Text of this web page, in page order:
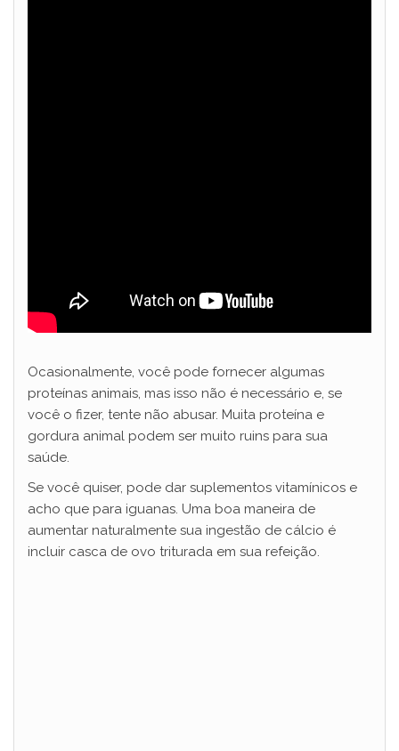
Ocasionalmente, você pode fornecer algumas
proteínas animais, mas isso não é necessário e, se
você o fizer, tente não abusar. Muita proteína e
gordura animal podem ser muito ruins para sua
saúde.
Se você quiser, pode dar suplementos vitamínicos e
acho que para iguanas. Uma boa maneira de
aumentar naturalmente sua ingestão de cálcio é
incluir casca de ovo triturada em sua refeição.